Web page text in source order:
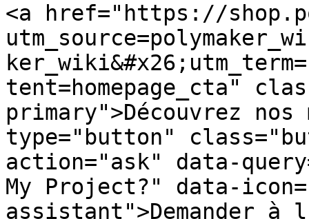
<a href="https://
tent=homepage_cta"
primary">Découvrez
type="button"
action="ask" data-
My Project?" data-
assistant">Demander à